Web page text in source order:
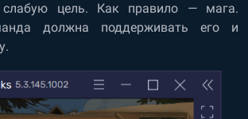
слабую цель. Как правило — мага.
должна поддерживать его и